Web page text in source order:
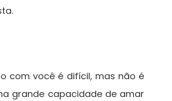
com você é difícil, mas não é
grande capacidade de amar